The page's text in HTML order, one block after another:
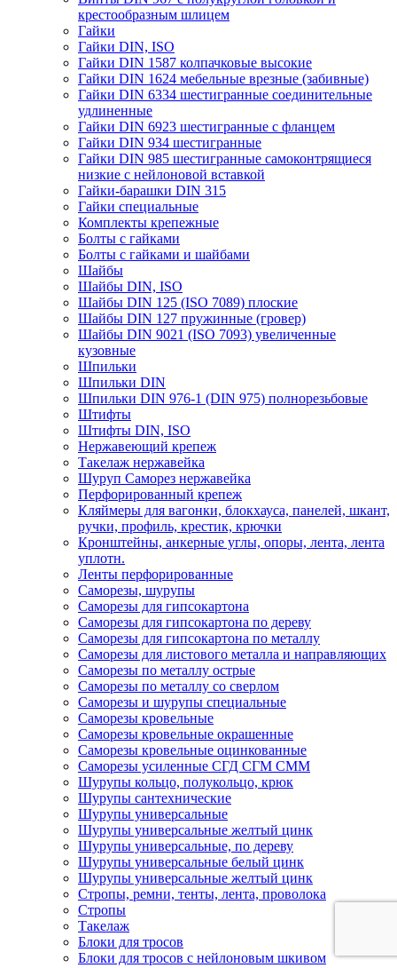
крестообразным шлицем
Гайки
Гайки DIN, ISO
Гайки DIN 1587 колпачковые высокие
Гайки DIN 1624 мебельные врезные (забивные)
Гайки DIN 6334 шестигранные соединительные
удлиненные
Гайки DIN 6923 шестигранные с фланцем
Гайки DIN 934 шестигранные
Гайки DIN 985 шестигранные самоконтрящиеся
низкие с нейлоновой вставкой
Гайки-барашки DIN 315
Гайки специальные
Комплекты крепежные
Болты с гайками
Болты с гайками и шайбами
Шайбы
Шайбы DIN, ISO
Шайбы DIN 125 (ISO 7089) плоские
Шайбы DIN 127 пружинные (гровер)
Шайбы DIN 9021 (ISO 7093) увеличенные
кузовные
Шпильки
Шпильки DIN
Шпильки DIN 976-1 (DIN 975) полнорезьбовые
Штифты
Штифты DIN, ISO
Нержавеющий крепеж
Такелаж нержавейка
Шуруп Саморез нержавейка
Перфорированный крепеж
Кляймеры для вагонки, блокхауса, панелей, шкант,
ручки, профиль, крестик, крючки
Кронштейны, анкерные углы, опоры, лента, лента
уплотн.
Ленты перфорированные
Саморезы, шурупы
Саморезы для гипсокартона
Саморезы для гипсокартона по дереву
Саморезы для гипсокартона по металлу
Саморезы для листового металла и направляющих
Саморезы по металлу острые
Саморезы по металлу со сверлом
Саморезы и шурупы специальные
Саморезы кровельные
Саморезы кровельные окрашенные
Саморезы кровельные оцинкованные
Саморезы усиленные СГД СГМ СММ
Шурупы кольцо, полукольцо, крюк
Шурупы сантехнические
Шурупы универсальные
Шурупы универсальные желтый цинк
Шурупы универсальные, по дереву
Шурупы универсальные белый цинк
Шурупы универсальные желтый цинк
Стропы, ремни, тенты, лента, проволока
Стропы
Такелаж
Блоки для тросов
Блоки для тросов с нейлоновым шкивом